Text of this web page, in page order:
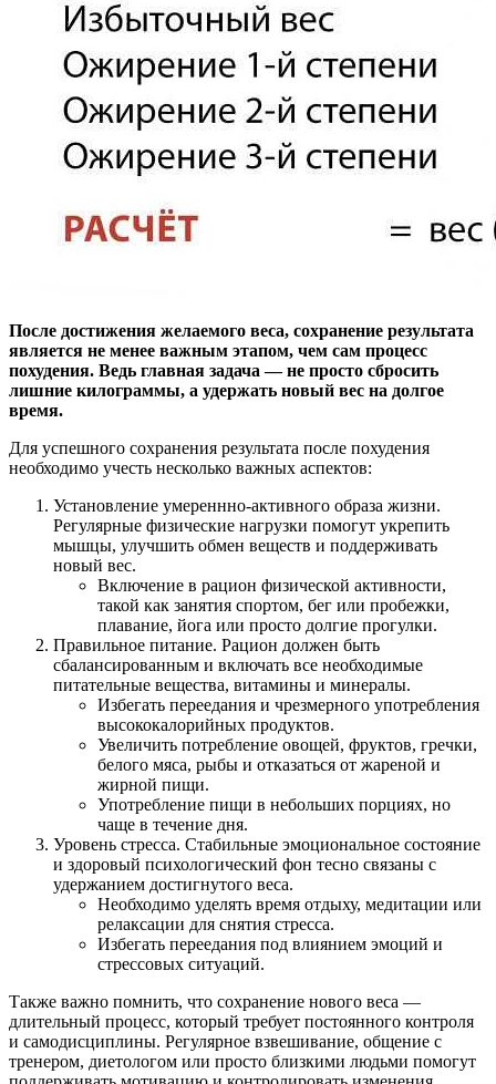
После достижения желаемого веса, сохранение результата
является не менее важным этапом, чем сам процесс
похудения. Ведь главная задача — не просто сбросить
лишние килограммы, а удержать новый вес на долгое
время.
Для успешного сохранения результата после похудения
необходимо учесть несколько важных аспектов:
Установление умереннно-активного образа жизни.
Регулярные физические нагрузки помогут укрепить
мышцы, улучшить обмен веществ и поддерживать
новый вес.
Включение в рацион физической активности,
такой как занятия спортом, бег или пробежки,
плавание, йога или просто долгие прогулки.
Правильное питание. Рацион должен быть
сбалансированным и включать все необходимые
питательные вещества, витамины и минералы.
Избегать переедания и чрезмерного употребления
высококалорийных продуктов.
Увеличить потребление овощей, фруктов, гречки,
белого мяса, рыбы и отказаться от жареной и
жирной пищи.
Употребление пищи в небольших порциях, но
чаще в течение дня.
Уровень стресса. Стабильные эмоциональное состояние
и здоровый психологический фон тесно связаны с
удержанием достигнутого веса.
Необходимо уделять время отдыху, медитации или
релаксации для снятия стресса.
Избегать переедания под влиянием эмоций и
стрессовых ситуаций.
Также важно помнить, что сохранение нового веса —
длительный процесс, который требует постоянного контроля
и самодисциплины. Регулярное взвешивание, общение с
тренером, диетологом или просто близкими людьми помогут